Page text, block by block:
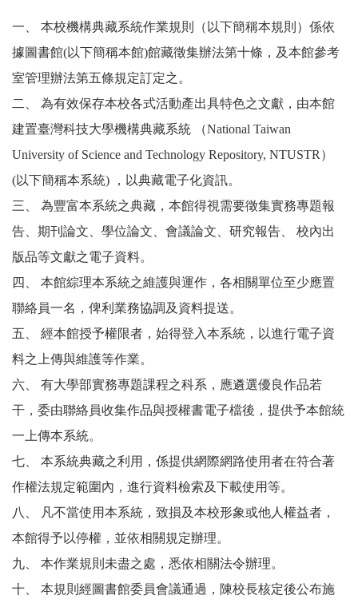
一、
本校機構典藏系統作業規則（以下簡稱本規則）係依
據圖書館(以下簡稱本館)館藏徵集辦法第十條，及本館參考
室管理辦法第五條規定訂定之。
二、
為有效保存本校各式活動產出具特色之文獻，由本館
建置臺灣科技大學機構典藏系統 （National Taiwan
University of Science and Technology Repository, NTUSTR）
(以下簡稱本系統) ，以典藏電子化資訊。
三、
為豐富本系統之典藏，本館得視需要徵集實務專題報
告、期刊論文、學位論文、會議論文、研究報告、 校內出
版品等文獻之電子資料。
四、
本館綜理本系統之維護與運作，各相關單位至少應置
聯絡員一名，俾利業務協調及資料提送。
五、
經本館授予權限者，始得登入本系統，以進行電子資
料之上傳與維護等作業。
六、
有大學部實務專題課程之科系，應遴選優良作品若
干，委由聯絡員收集作品與授權書電子檔後，提供予本館統
一上傳本系統。
七、
本系統典藏之利用，係提供網際網路使用者在符合著
作權法規定範圍內，進行資料檢索及下載使用等。
八、
凡不當使用本系統，致損及本校形象或他人權益者，
本館得予以停權，並依相關規定辦理。
九、
本作業規則未盡之處，悉依相關法令辦理。
十、
本規則經圖書館委員會議通過，陳校長核定後公布施